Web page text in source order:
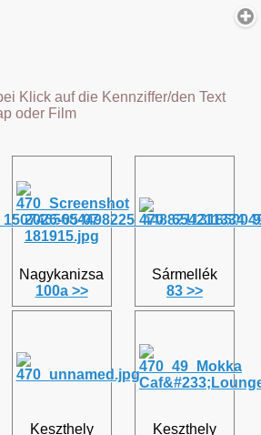
Klick auf die Kennziffer/den Text
oder Film
Nagykanizsa
100a >>
Sármellék
83 >>
Keszthely
Keszthely